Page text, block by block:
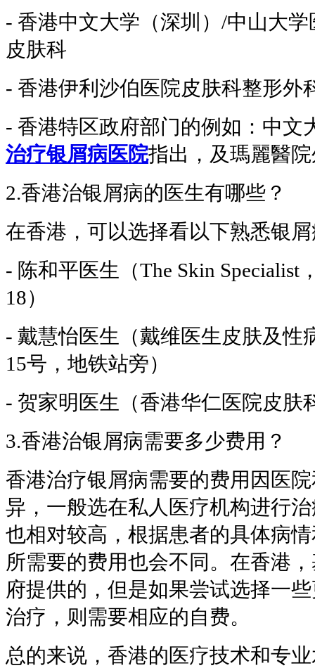
- 香港中文大学（深圳）/中山大
皮肤科
- 香港伊利沙伯医院皮肤科整形外
- 香港特区政府部门的例如：中文
治疗银屑病医院指出，及瑪麗醫
2.香港治银屑病的医生有哪些？
在香港，可以选择看以下熟悉银
- 陈和平医生（The Skin Specialist
18）
- 戴慧怡医生（戴维医生皮肤及性
15号，地铁站旁）
- 贺家明医生（香港华仁医院皮肤
3.香港治银屑病需要多少费用？
香港治疗银屑病需要的费用因医
异，一般选在私人医疗机构进行
也相对较高，根据患者的具体病
所需要的费用也会不同。在香港
府提供的，但是如果尝试选择一
治疗，则需要相应的自费。
总的来说，香港的医疗技术和专